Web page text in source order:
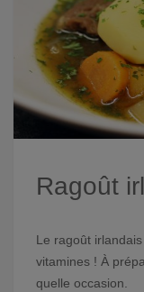
Ragoût
Le ragoût
vitamines ! À
quelle occasion.